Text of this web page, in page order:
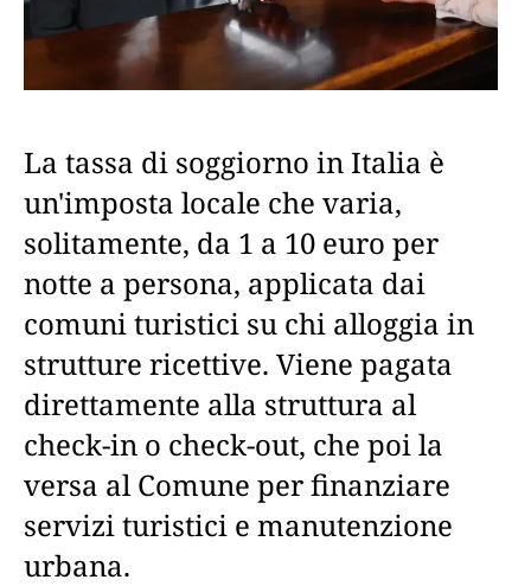
La tassa di soggiorno in Italia è
un'imposta locale che varia,
solitamente, da 1 a 10 euro per
notte a persona, applicata dai
comuni turistici su chi alloggia in
strutture ricettive. Viene pagata
direttamente alla struttura al
check-in o check-out, che poi la
versa al Comune per finanziare
servizi turistici e manutenzione
urbana.